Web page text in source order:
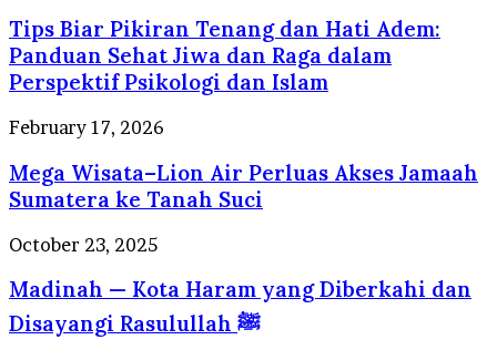
Selalu
Dirindukan
Wisatawan
Pikiran
Tenang
dan
Hati
Adem:
Panduan
Sehat
Jiwa
dan
dalam
Psikologi
dan
Islam
Tips Biar Pikiran Tenang dan Hati Adem:
Panduan Sehat Jiwa dan Raga dalam
Perspektif Psikologi dan Islam
Mega
Lion
Air
Perluas
Akses
Sumatera
ke
Tanah
February 17, 2026
Mega Wisata–Lion Air Perluas Akses Jamaah
Sumatera ke Tanah Suci
Madinah
Kota
Haram
yang
October 23, 2025
Madinah — Kota Haram yang Diberkahi dan
Disayangi Rasulullah ﷺ